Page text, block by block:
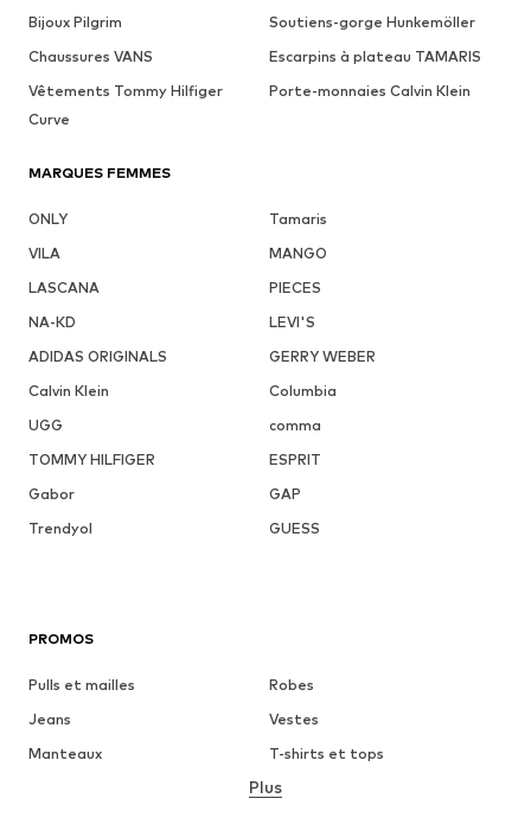
Bijoux Pilgrim
Soutiens-gorge Hunkemöller
Chaussures VANS
Escarpins à plateau TAMARIS
Vêtements Tommy Hilfiger
Curve
Porte-monnaies Calvin Klein
MARQUES FEMMES
ONLY
Tamaris
VILA
MANGO
LASCANA
PIECES
NA-KD
LEVI'S
ADIDAS ORIGINALS
GERRY WEBER
Calvin Klein
Columbia
UGG
comma
TOMMY HILFIGER
ESPRIT
Gabor
GAP
Trendyol
GUESS
PROMOS
Pulls et mailles
Robes
Jeans
Vestes
Manteaux
T-shirts et tops
Lingerie
Plus